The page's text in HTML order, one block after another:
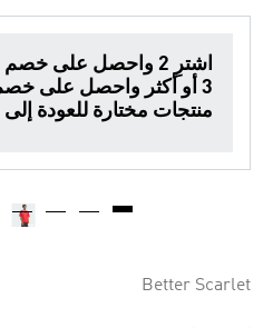
منتجات مختارة للعودة
Better Scarlet